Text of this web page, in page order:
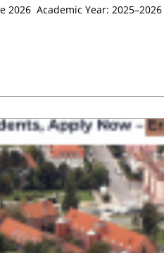
2026 Academic Year: 2025–2026